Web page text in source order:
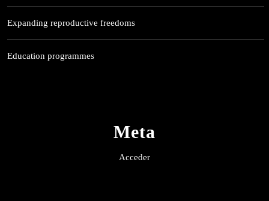
Expanding reproductive freedoms
Education programmes
Meta
Acceder